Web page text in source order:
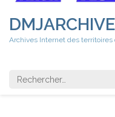
Archives Internet des